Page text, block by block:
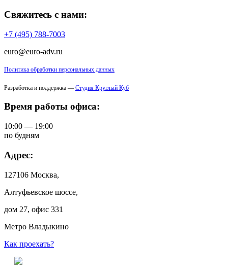
Свяжитесь с нами:
+7 (495) 788-7003
euro@euro-adv.ru
Политика обработки персональных данных
Разработка и поддержка — Студия Круглый Куб
Время работы офиса:
10:00 — 19:00
по будням
Адрес:
127106 Москва,
Алтуфьевское шоссе,
дом 27, офис 331
Метро Владыкино
Как проехать?